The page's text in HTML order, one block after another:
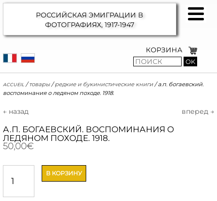
РОССИЙСКАЯ ЭМИГРАЦИИ В
ФОТОГРАФИЯХ, 1917-1947
КОРЗИНА
OK
accueil/товары/редкие и букинистические книги/а.п. богаевский.
воспоминания о ледяном походе. 1918.
← назад вперед →
А.П. БОГАЕВСКИЙ. ВОСПОМИНАНИЯ О
ЛЕДЯНОМ ПОХОДЕ. 1918.
50,00€
А.П.
Богаевский.
В КОРЗИНУ